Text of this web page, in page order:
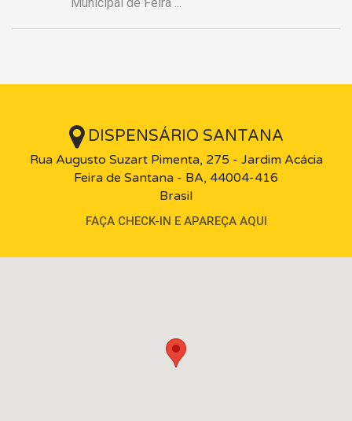
DISPENSÁRIO SANTANA
Rua Augusto Suzart Pimenta, 275 - Jardim Acácia
Feira de Santana - BA, 44004-416
Brasil
FAÇA CHECK-IN E APAREÇA AQUI